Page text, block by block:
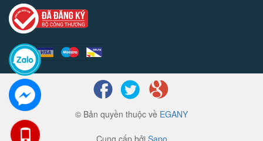
© Bản quyền thuộc về EGANY
Cung cấp bởi Sapo